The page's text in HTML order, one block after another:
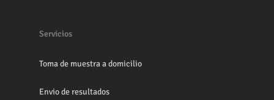
Servicios
Toma de muestra a domicilio
Envio de resultados